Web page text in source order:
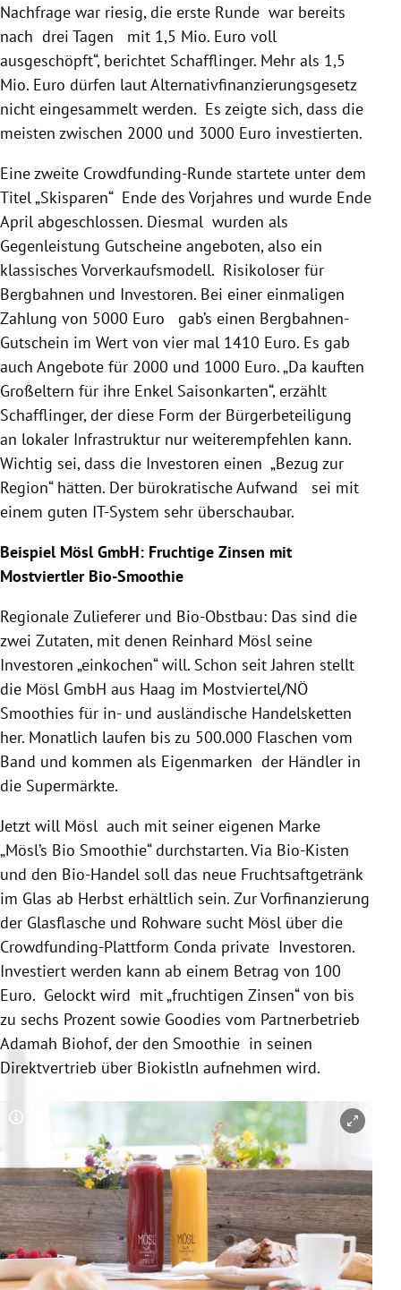
Nachfrage war riesig, die erste Runde war bereits
nach drei Tagen mit 1,5 Mio. Euro voll
ausgeschöpft“, berichtet Schafflinger. Mehr als 1,5
Mio. Euro dürfen laut Alternativfinanzierungsgesetz
nicht eingesammelt werden. Es zeigte sich, dass die
meisten zwischen 2000 und 3000 Euro investierten.
Eine zweite Crowdfunding-Runde startete unter dem
Titel „Skisparen“ Ende des Vorjahres und wurde Ende
April abgeschlossen. Diesmal wurden als
Gegenleistung Gutscheine angeboten, also ein
klassisches Vorverkaufsmodell. Risikoloser für
Bergbahnen und Investoren. Bei einer einmaligen
Zahlung von 5000 Euro gab’s einen Bergbahnen-
Gutschein im Wert von vier mal 1410 Euro. Es gab
auch Angebote für 2000 und 1000 Euro. „Da kauften
Großeltern für ihre Enkel Saisonkarten“, erzählt
Schafflinger, der diese Form der Bürgerbeteiligung
an lokaler Infrastruktur nur weiterempfehlen kann.
Wichtig sei, dass die Investoren einen „Bezug zur
Region“ hätten. Der bürokratische Aufwand sei mit
einem guten IT-System sehr überschaubar.
Beispiel Mösl GmbH: Fruchtige Zinsen mit
Mostviertler Bio-Smoothie
Regionale Zulieferer und Bio-Obstbau: Das sind die
zwei Zutaten, mit denen Reinhard Mösl seine
Investoren „einkochen“ will. Schon seit Jahren stellt
die Mösl GmbH aus Haag im Mostviertel/NÖ
Smoothies für in- und ausländische Handelsketten
her. Monatlich laufen bis zu 500.000 Flaschen vom
Band und kommen als Eigenmarken der Händler in
die Supermärkte.
Jetzt will Mösl auch mit seiner eigenen Marke
„Mösl’s Bio Smoothie“ durchstarten. Via Bio-Kisten
und den Bio-Handel soll das neue Fruchtsaftgetränk
im Glas ab Herbst erhältlich sein. Zur Vorfinanzierung
der Glasflasche und Rohware sucht Mösl über die
Crowdfunding-Plattform Conda private Investoren.
Investiert werden kann ab einem Betrag von 100
Euro. Gelockt wird mit „fruchtigen Zinsen“ von bis
zu sechs Prozent sowie Goodies vom Partnerbetrieb
Adamah Biohof, der den Smoothie in seinen
Direktvertrieb über Biokistln aufnehmen wird.
Copyright-Hinweis öffnen/schließen